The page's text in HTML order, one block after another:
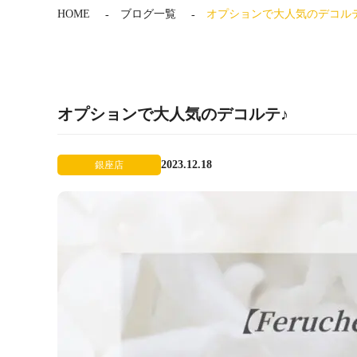
HOME ブログ一覧 オプションで大人気のデコル
オプションで大人気のデコルテ♪
銀座店 2023.12.18